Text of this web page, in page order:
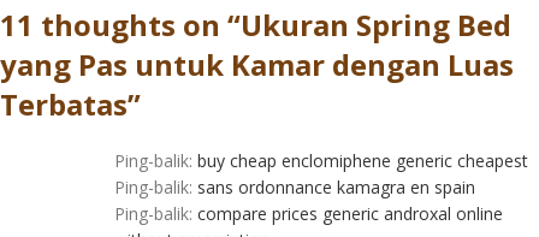
11 thoughts on “Ukuran Spring Bed
yang Pas untuk Kamar dengan Luas
Terbatas”
Ping-balik: buy cheap enclomiphene generic cheapest
Ping-balik: sans ordonnance kamagra en spain
Ping-balik: compare prices generic androxal online